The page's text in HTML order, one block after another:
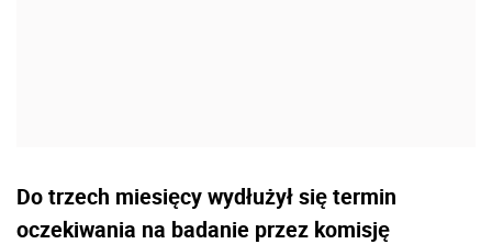
Do trzech miesięcy wydłużył się termin
oczekiwania na badanie przez komisję